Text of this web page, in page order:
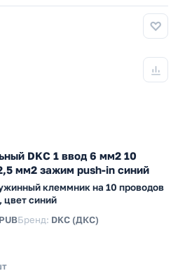
DKC 1 ввод 6 мм2 10
мм2 зажим push-in синий
клеммник на 10 проводов
цвет синий
Бренд: DKC (ДКС)